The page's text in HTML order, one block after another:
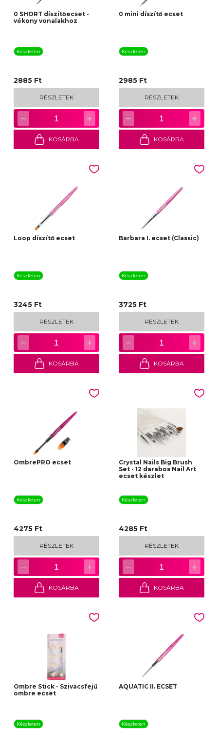
0 SHORT díszítőecset -
vékony vonalakhoz
Készleten
2885 Ft
RÉSZLETEK
− 1 +
KOSÁRBA
0 mini díszítő ecset
Készleten
2985 Ft
RÉSZLETEK
− 1 +
KOSÁRBA
Loop díszítő ecset
Készleten
3245 Ft
RÉSZLETEK
− 1 +
KOSÁRBA
Barbara I. ecset (Classic)
Készleten
3725 Ft
RÉSZLETEK
− 1 +
KOSÁRBA
OmbrePRO ecset
Készleten
4275 Ft
RÉSZLETEK
− 1 +
KOSÁRBA
Crystal Nails Big Brush
Set - 12 darabos Nail Art
ecset készlet
Készleten
4285 Ft
RÉSZLETEK
− 1 +
KOSÁRBA
Ombre Stick - Szivacsfejű
ombre ecset
Készleten
AQUATIC II. ECSET
Készleten